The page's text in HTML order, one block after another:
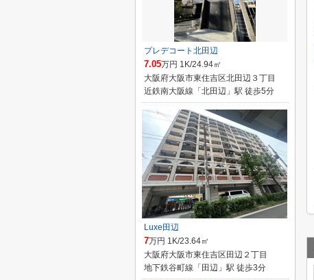
プレデコート北田辺
7.05万円 1K/24.94㎡
大阪府大阪市東住吉区北田辺３丁目
近鉄南大阪線「北田辺」駅 徒歩5分
Luxe田辺
7万円 1K/23.64㎡
大阪府大阪市東住吉区田辺２丁目
地下鉄谷町線「田辺」駅 徒歩3分